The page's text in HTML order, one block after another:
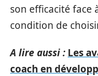
son efficacité face
condition de
A lire aussi : Les
coach en